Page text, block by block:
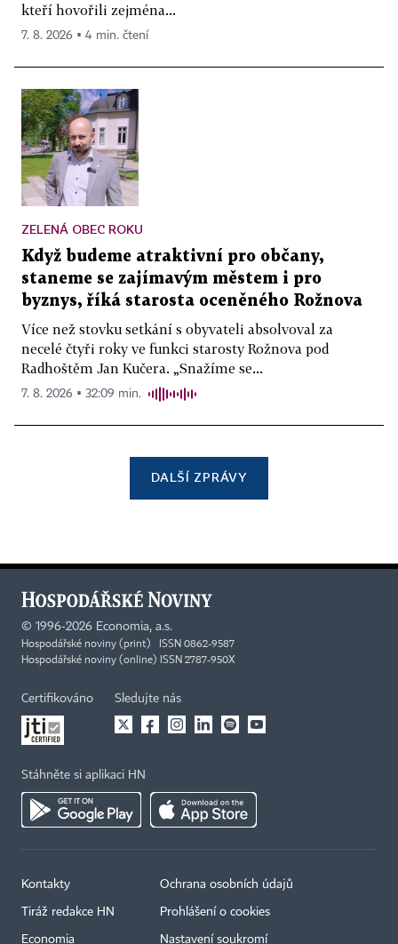
kteří hovořili zejména...
7. 8. 2026 ▪ 4 min. čtení
ZELENÁ OBEC ROKU
Když budeme atraktivní pro občany,
staneme se zajímavým městem i pro
byznys, říká starosta oceněného Rožnova
Více než stovku setkání s obyvateli absolvoval za
necelé čtyři roky ve funkci starosty Rožnova pod
Radhoštěm Jan Kučera. „Snažíme se...
7. 8. 2026 ▪ 32:09 min.
DALŠÍ ZPRÁVY
© 1996-2026 Economia, a.s.
Hospodářské noviny (print) ISSN 0862-9587
Hospodářské noviny (online) ISSN 2787-950X
Certifikováno Sledujte nás
Stáhněte si aplikaci HN
Kontakty
Tiráž redakce HN
Economia
Ochrana osobních údajů
Prohlášení o cookies
Nastavení soukromí